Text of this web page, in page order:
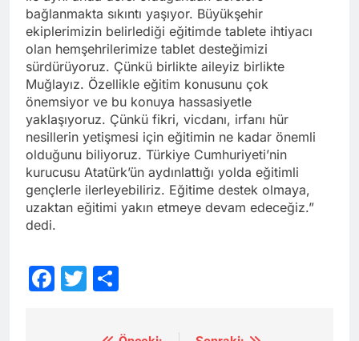
bağlanmakta sıkıntı yaşıyor. Büyükşehir
ekiplerimizin belirlediği eğitimde tablete ihtiyacı
olan hemşehrilerimize tablet desteğimizi
sürdürüyoruz. Çünkü birlikte aileyiz birlikte
Muğlayız. Özellikle eğitim konusunu çok
önemsiyor ve bu konuya hassasiyetle
yaklaşıyoruz. Çünkü fikri, vicdanı, irfanı hür
nesillerin yetişmesi için eğitimin ne kadar önemli
olduğunu biliyoruz. Türkiye Cumhuriyeti’nin
kurucusu Atatürk’ün aydınlattığı yolda eğitimli
gençlerle ilerleyebiliriz. Eğitime destek olmaya,
uzaktan eğitimi yakın etmeye devam edeceğiz.”
dedi.
Facebook
Twitter